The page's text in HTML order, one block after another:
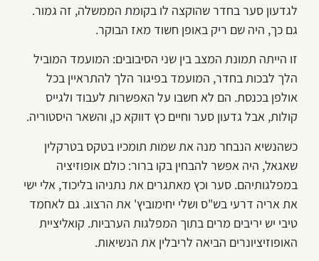
לגדעון סער בחדר שהוקצה לו בקומת הממשלה, זה גמור.
גם כך, היה שם ריק באופן חשוד מאז הבוקר.
זו הייתה תמונת המצב בין שני הסיבובים: המועמד המוביל
הלך לבכות בחדר, המועמד בפיגור הלך להתראיין בכל
אולפן בכנסת. הם לא חשבו על האפשרות לעבוד ולגייס
קולות, אבל גדעון סער וחיים כץ דווקא כן, והשאר היסטוריה.
כשהנשיא הנבחר מנה את שמות תומכיו בטקס בטרקלין
שאגאל, היה אפשר להבחין בקו ברור: כולם אופוזיציה
במפלגותיהם. סער וכץ מאתגרים את נתניהו בליכוד, אלי ישי
את אריה דרעי בש"ס ושלי יחימוביץ' את הרצוג. גם לאחמד
טיבי יש יריבים מרים בתוך המפלגות הערביות. קואליציית
האופוזיציונרים הביאה לריבלין את הנשיאות.